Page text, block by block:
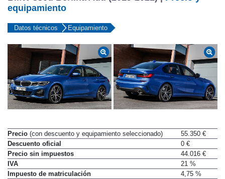
BMW 330d Berlina Aut. (2019-2021) |
Precio y
equipamiento
Precio(con descuento y equipamiento seleccionado)
55.350 €
Descuento oficial
0 €
Precio sin impuestos
44.016 €
IVA
21 %